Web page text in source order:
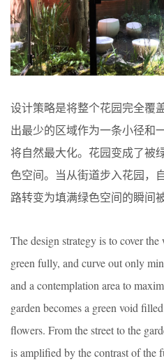
设计策略是将整个花园完全覆
出最少的区域作为一条小径和
将自然最大化。花园变成了被
色空间。当从街道步入花园，
路转变为填满绿色空间的瞬间
The design strategy is to cover
green fully, and curve out only
and a contemplation area to
garden becomes a green void
flowers. From the street to the
is amplified by the contrast of the